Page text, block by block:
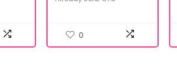
0